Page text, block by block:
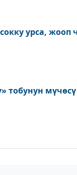
урса, жооп
тобунун